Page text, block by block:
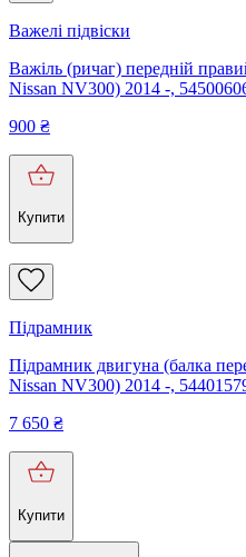
Важелі підвіски
Важіль (ричаг) передній
Nissan NV300) 2014 -,
900 ₴
Купити
Підрамник
Підрамник двигуна (балка
Nissan NV300) 2014 -,
7 650 ₴
Купити